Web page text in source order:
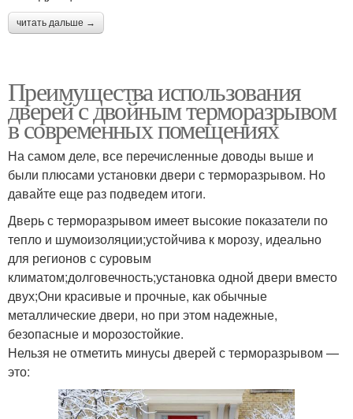
читать дальше →
Преимущества использования
дверей с двойным терморазрывом
в современных помещениях
На самом деле, все перечисленные доводы выше и
были плюсами установки двери с терморазрывом. Но
давайте еще раз подведем итоги.
Дверь с терморазрывом имеет высокие показатели по
тепло и шумоизоляции;устойчива к морозу, идеально
для регионов с суровым
климатом;долговечность;установка одной двери вместо
двух;Они красивые и прочные, как обычные
металлические двери, но при этом надежные,
безопасные и морозостойкие.
Нельзя не отметить минусы дверей с терморазрывом —
это: